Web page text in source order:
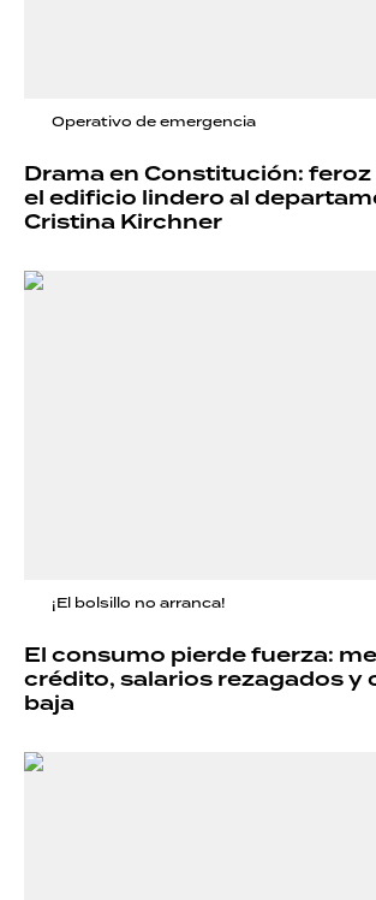
Operativo de emergencia
Drama en Constitución:
el edificio lindero al
Cristina Kirchner
¡El bolsillo no arranca!
El consumo pierde fuerza:
crédito, salarios rezagados y
baja